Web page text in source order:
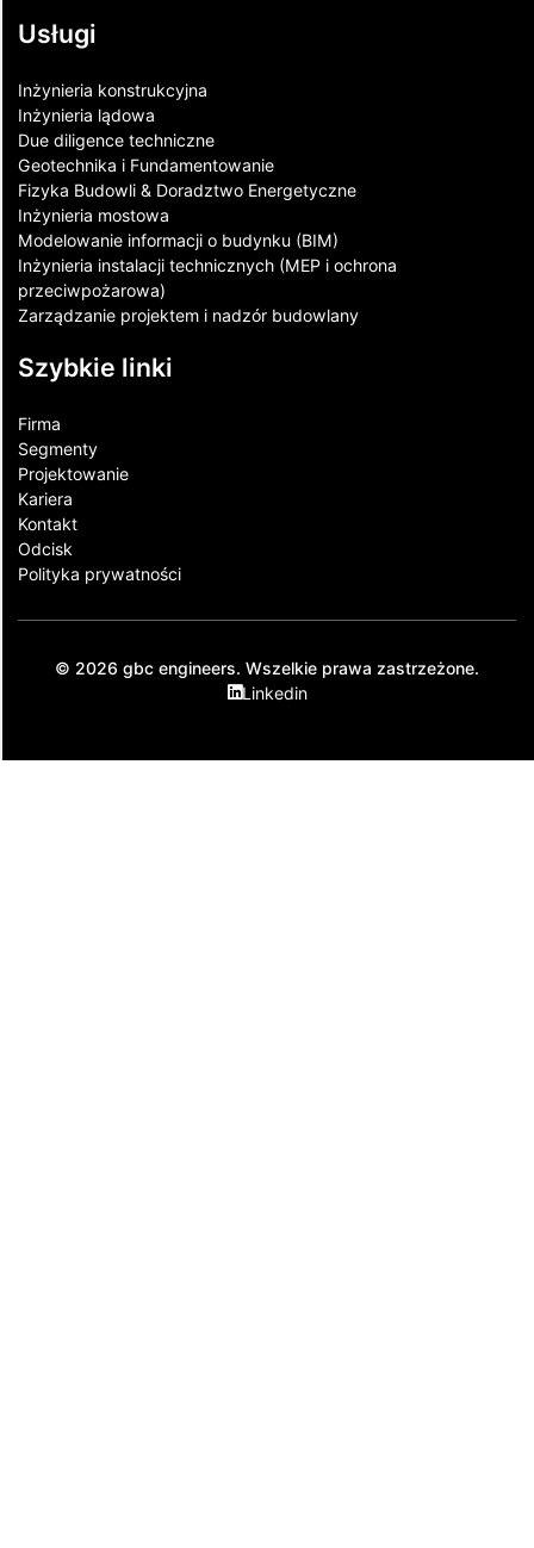
Usługi
Inżynieria konstrukcyjna
Inżynieria lądowa
Due diligence techniczne
Geotechnika i Fundamentowanie
Fizyka Budowli & Doradztwo Energetyczne
Inżynieria mostowa
Modelowanie informacji o budynku (BIM)
Inżynieria instalacji technicznych (MEP i ochrona
przeciwpożarowa)
Zarządzanie projektem i nadzór budowlany
Szybkie linki
Firma
Segmenty
Projektowanie
Kariera
Kontakt​
Odcisk
Polityka prywatności
© 2026 gbc engineers. Wszelkie prawa zastrzeżone.
Linkedin